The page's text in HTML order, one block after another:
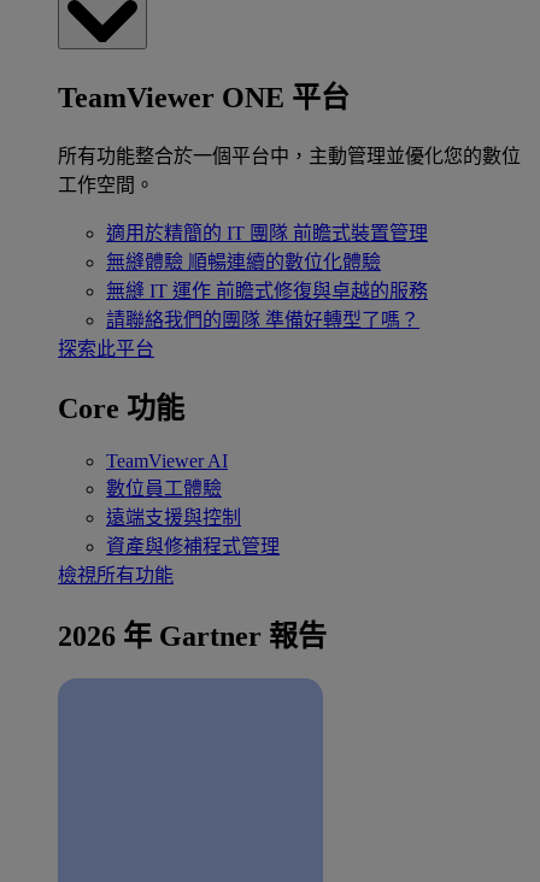
TeamViewer ONE 平台
所有功能整合於一個平台中，主動管理並優化您的數位
工作空間。
適用於精簡的 IT 團隊 前瞻式裝置管理
無縫體驗 順暢連續的數位化體驗
無縫 IT 運作 前瞻式修復與卓越的服務
請聯絡我們的團隊 準備好轉型了嗎？
探索此平台
Core 功能
TeamViewer AI
數位員工體驗
遠端支援與控制
資產與修補程式管理
檢視所有功能
2026 年 Gartner 報告